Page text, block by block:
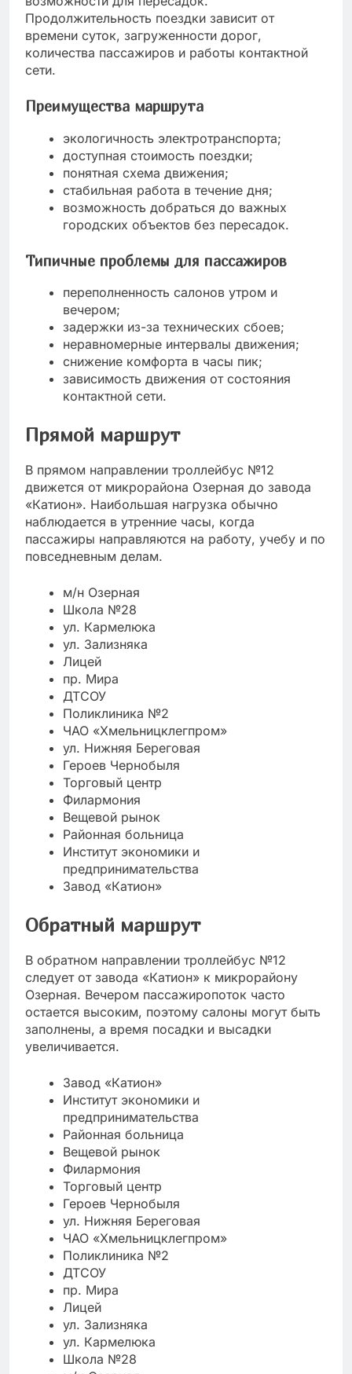
Продолжительность поездки зависит от
времени суток, загруженности дорог,
количества пассажиров и работы контактной
сети.
Преимущества маршрута
экологичность электротранспорта;
доступная стоимость поездки;
понятная схема движения;
стабильная работа в течение дня;
возможность добраться до важных
городских объектов без пересадок.
Типичные проблемы для пассажиров
переполненность салонов утром и
вечером;
задержки из-за технических сбоев;
неравномерные интервалы движения;
снижение комфорта в часы пик;
зависимость движения от состояния
контактной сети.
Прямой маршрут
В прямом направлении троллейбус №12
движется от микрорайона Озерная до завода
«Катион». Наибольшая нагрузка обычно
наблюдается в утренние часы, когда
пассажиры направляются на работу, учебу и по
повседневным делам.
м/н Озерная
Школа №28
ул. Кармелюка
ул. Зализняка
Лицей
пр. Мира
ДТСОУ
Поликлиника №2
ЧАО «Хмельницклегпром»
ул. Нижняя Береговая
Героев Чернобыля
Торговый центр
Филармония
Вещевой рынок
Районная больница
Институт экономики и
предпринимательства
Завод «Катион»
Обратный маршрут
В обратном направлении троллейбус №12
следует от завода «Катион» к микрорайону
Озерная. Вечером пассажиропоток часто
остается высоким, поэтому салоны могут быть
заполнены, а время посадки и высадки
увеличивается.
Завод «Катион»
Институт экономики и
предпринимательства
Районная больница
Вещевой рынок
Филармония
Торговый центр
Героев Чернобыля
ул. Нижняя Береговая
ЧАО «Хмельницклегпром»
Поликлиника №2
ДТСОУ
пр. Мира
Лицей
ул. Зализняка
ул. Кармелюка
Школа №28